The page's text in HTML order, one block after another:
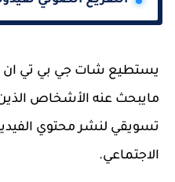
يستطيع شات جي بي تي ان
مايبحث عنه الأشخاص
تسويقي لنشر محتوي
الاجتماعي.